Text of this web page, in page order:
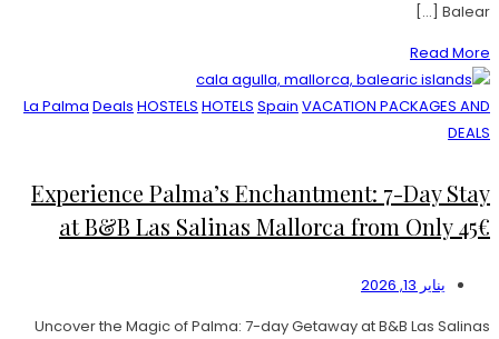
Balear […]
Read More
La Palma Deals HOSTELS HOTELS Spain VACATION PACKAGES AND
DEALS
Experience Palma’s Enchantment: 7-Day Stay
at B&B Las Salinas Mallorca from Only 45€
يناير 13, 2026
Uncover the Magic of Palma: 7-day Getaway at B&B Las Salinas